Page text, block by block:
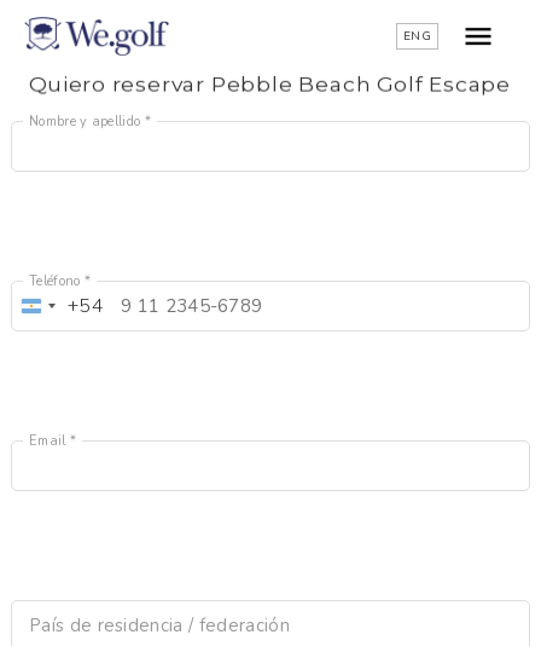
ENG
Quiero reservar Pebble Beach Golf Escape
Nombre y apellido *
Argentina
+54
Teléfono *
Email *
País de residencia / federación